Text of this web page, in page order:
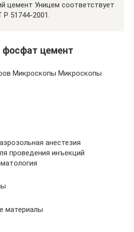
цемент Уницем соответствует
51744-2001.
фосфат цемент
Микроскопы Микроскопы
анестезия
проведения инъекций
материалы